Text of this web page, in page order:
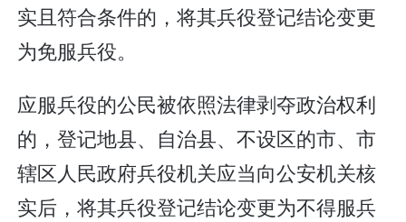
实且符合条件的，将其兵役登记结论变更
为免服兵役。
应服兵役的公民被依照法律剥夺政治权利
的，登记地县、自治县、不设区的市、市
辖区人民政府兵役机关应当向公安机关核
实后，将其兵役登记结论变更为不得服兵